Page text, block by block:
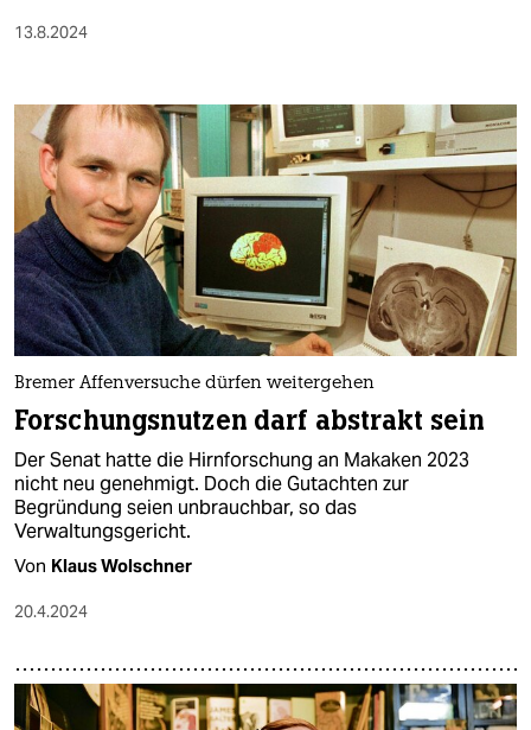
veranstaltungen
fragen & hilfe
unterstützen
abo
genossenschaft
epaper login
13.8.2024
Bremer Affenversuche dürfen weitergehen
Forschungsnutzen darf abstrakt sein
Der Senat hatte die Hirnforschung an Makaken 2023
nicht neu genehmigt. Doch die Gutachten zur
Begründung seien unbrauchbar, so das
Verwaltungsgericht.
Von Klaus Wolschner
20.4.2024